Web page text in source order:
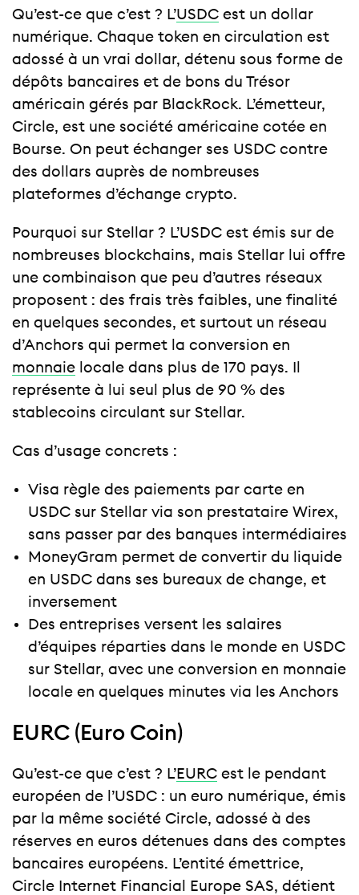
Qu’est-ce que c’est ? L’USDC est un dollar
numérique. Chaque token en circulation est
adossé à un vrai dollar, détenu sous forme de
dépôts bancaires et de bons du Trésor
américain gérés par BlackRock. L’émetteur,
Circle, est une société américaine cotée en
Bourse. On peut échanger ses USDC contre
des dollars auprès de nombreuses
plateformes d’échange crypto.
Pourquoi sur Stellar ? L’USDC est émis sur de
nombreuses blockchains, mais Stellar lui offre
une combinaison que peu d’autres réseaux
proposent : des frais très faibles, une finalité
en quelques secondes, et surtout un réseau
d’Anchors qui permet la conversion en
monnaie locale dans plus de 170 pays. Il
représente à lui seul plus de 90 % des
stablecoins circulant sur Stellar.
Cas d’usage concrets :
Visa règle des paiements par carte en
USDC sur Stellar via son prestataire Wirex,
sans passer par des banques intermédiaires
MoneyGram permet de convertir du liquide
en USDC dans ses bureaux de change, et
inversement
Des entreprises versent les salaires
d’équipes réparties dans le monde en USDC
sur Stellar, avec une conversion en monnaie
locale en quelques minutes via les Anchors
EURC (Euro Coin)
Qu’est-ce que c’est ? L’EURC est le pendant
européen de l’USDC : un euro numérique, émis
par la même société Circle, adossé à des
réserves en euros détenues dans des comptes
bancaires européens. L’entité émettrice,
Circle Internet Financial Europe SAS, détient